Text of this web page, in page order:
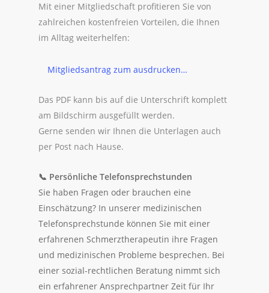
Mit einer Mitgliedschaft profitieren Sie von
zahlreichen kostenfreien Vorteilen, die Ihnen
im Alltag weiterhelfen:
Mitgliedsantrag zum ausdrucken…
Das PDF kann bis auf die Unterschrift komplett
am Bildschirm ausgefüllt werden.
Gerne senden wir Ihnen die Unterlagen auch
per Post nach Hause.
📞 Persönliche Telefonsprechstunden
Sie haben Fragen oder brauchen eine
Einschätzung? In unserer medizinischen
Telefonsprechstunde können Sie mit einer
erfahrenen Schmerztherapeutin ihre Fragen
und medizinischen Probleme besprechen. Bei
einer sozial-rechtlichen Beratung nimmt sich
ein erfahrener Ansprechpartner Zeit für Ihr